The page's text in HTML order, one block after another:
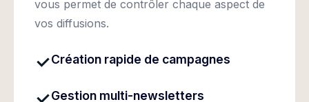
vous permet de contrôler chaque aspect de
vos diffusions.
Création rapide de campagnes
Gestion multi-newsletters